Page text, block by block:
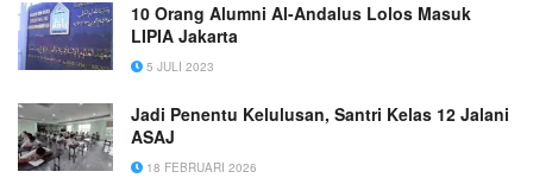
10 Orang Alumni Al-Andalus Lolos Masuk
LIPIA Jakarta
5 JULI 2023
Jadi Penentu Kelulusan, Santri Kelas 12 Jalani
ASAJ
18 FEBRUARI 2026